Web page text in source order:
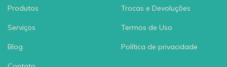
Produtos
Serviços
Blog
Trocas e Devoluções
Termos de Uso
Política de privacidade